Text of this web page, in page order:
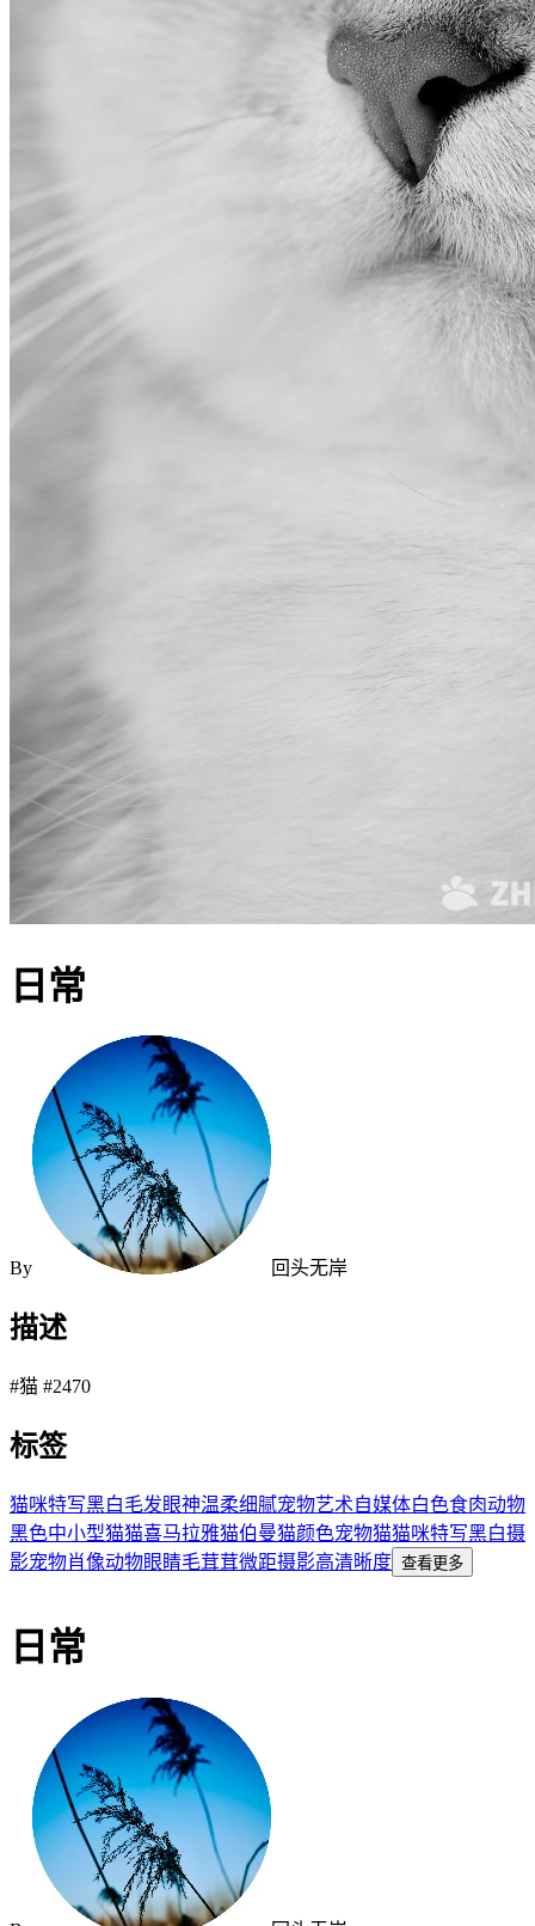
日常
By 回头无岸
描述
#猫 #2470
标签
猫咪特写黑白毛发眼神温柔细腻宠物艺术自媒体白色食肉动物
黑色中小型猫猫喜马拉雅猫伯曼猫颜色宠物猫猫咪特写黑白摄
影宠物肖像动物眼睛毛茸茸微距摄影高清晰度 查看更多
日常